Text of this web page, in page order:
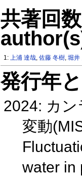
共著回
1:上浦 達哉,佐藤 冬樹,堀井
発行年
2024: カ
変動
water in